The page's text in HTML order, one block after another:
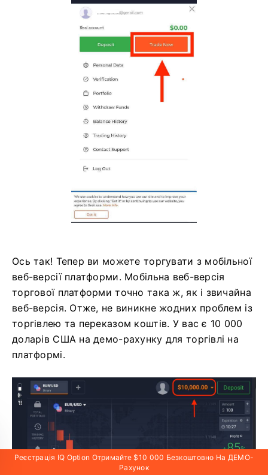
Ось так! Тепер ви можете торгувати з мобільної
веб-версії платформи. Мобільна веб-версія
торгової платформи точно така ж, як і звичайна
веб-версія. Отже, не виникне жодних проблем із
торгівлею та переказом коштів. У вас є 10 000
доларів США на демо-рахунку для торгівлі на
платформі.
Реєстрація IQ Option Отримайте $10 000 Безкоштовно На ДЕМО-
Рахунок